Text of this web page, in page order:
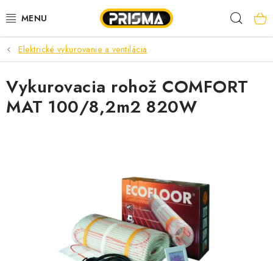
na
AKCIE
LED PÁSY
MODULÁRNE PRÍSTROJE
SVORKY, ROZBOČOVAČE A OSTATNÉ
Elektrické vykurovanie a ventilácia
Vykurovacia rohož COMFORT
MAT 100/8,2m2 820W